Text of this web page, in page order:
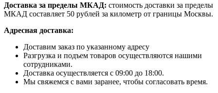
Доставка за пределы МКАД: стоимость доставки за пределы
МКАД составляет 50 рублей за километр от границы Москвы.
Адресная доставка:
Доставим заказ по указанному адресу
Разгрузка и подъем товаров осуществляются нашими
сотрудниками.
Доставка осуществляется с 09:00 до 18:00.
Мы свяжемся с вами заранее, чтобы согласовать время.